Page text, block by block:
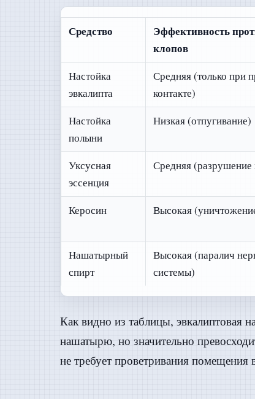
Средство
Эффективность
клопов
Настойка
эвкалипта
Средняя (только при
контакте)
Настойка
полыни
Низкая (отпугивание)
Уксусная
эссенция
Средняя (разрушение
Керосин Высокая
Нашатырный
спирт
Высокая (паралич
системы)
Как видно из таблицы, эвкалиптовая
нашатырю, но значительно
не требует проветривания помещения